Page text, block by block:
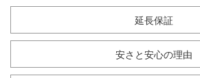
延長保証
安さと安心の理由